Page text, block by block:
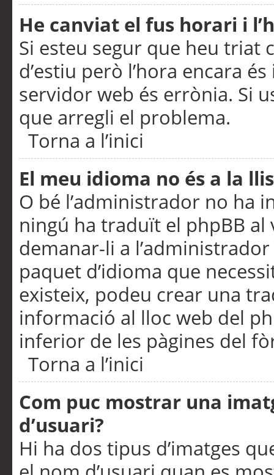
He canviat el fus horari i
Si esteu segur que heu triat
d’estiu però l’hora encara
servidor web és errònia. Si
que arregli el problema.
Torna a l’inici
El meu idioma no és a la
O bé l’administrador no ha
ningú ha traduït el phpBB
demanar-li a
paquet d’idioma que
existeix, podeu crear una
informació al lloc web del
inferior de les pàgines del
Torna a l’inici
Com puc mostrar una
d’usuari?
Hi ha dos tipus d’imatges